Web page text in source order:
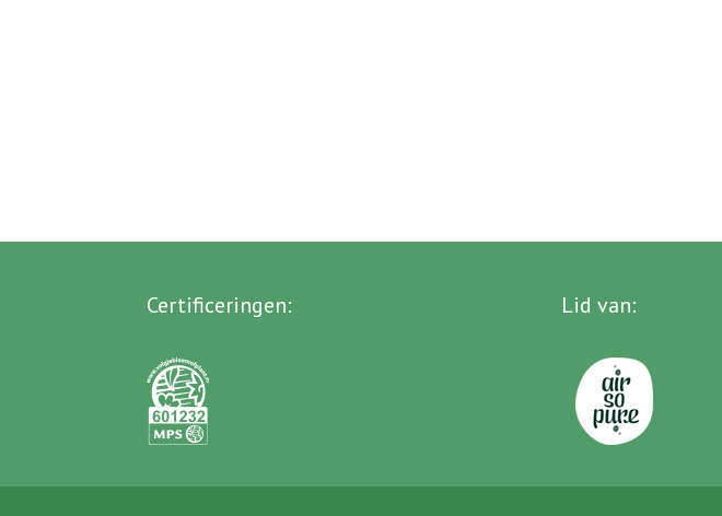
Certificeringen: Lid van: